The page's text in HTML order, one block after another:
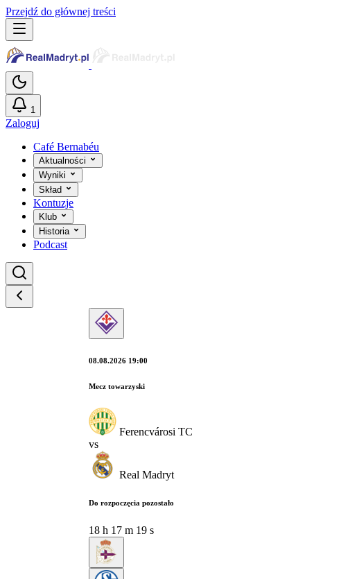
Przejdź do głównej treści
1
Zaloguj
Café Bernabéu
Aktualności
Wyniki
Skład
Kontuzje
Klub
Historia
Podcast
08.08.2026 19:00
Mecz towarzyski
Ferencvárosi TC
vs
Real Madryt
Do rozpoczęcia pozostało
18 h 17 m 18 s